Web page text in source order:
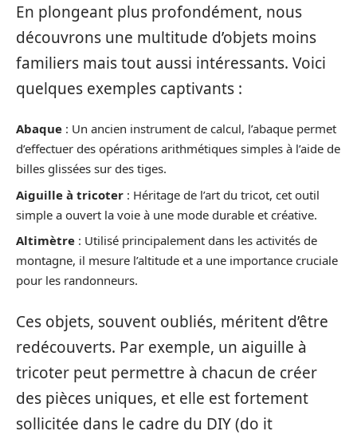
En plongeant plus profondément, nous
découvrons une multitude d’objets moins
familiers mais tout aussi intéressants. Voici
quelques exemples captivants :
Abaque : Un ancien instrument de calcul, l’abaque permet
d’effectuer des opérations arithmétiques simples à l’aide de
billes glissées sur des tiges.
Aiguille à tricoter : Héritage de l’art du tricot, cet outil
simple a ouvert la voie à une mode durable et créative.
Altimètre : Utilisé principalement dans les activités de
montagne, il mesure l’altitude et a une importance cruciale
pour les randonneurs.
Ces objets, souvent oubliés, méritent d’être
redécouverts. Par exemple, un aiguille à
tricoter peut permettre à chacun de créer
des pièces uniques, et elle est fortement
sollicitée dans le cadre du DIY (do it